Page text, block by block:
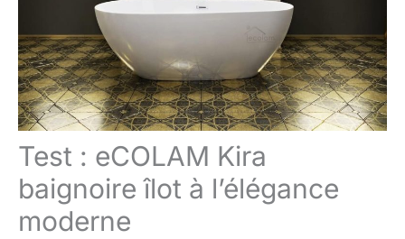
Test : eCOLAM Kira
baignoire îlot à l’élégance
moderne